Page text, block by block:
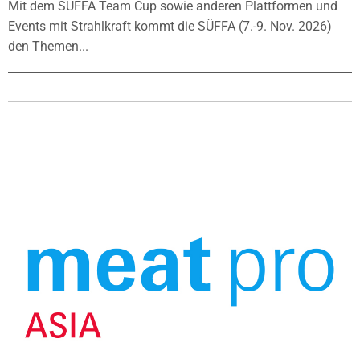
Mit dem SÜFFA Team Cup sowie anderen Plattformen und
Events mit Strahlkraft kommt die SÜFFA (7.-9. Nov. 2026)
den Themen...